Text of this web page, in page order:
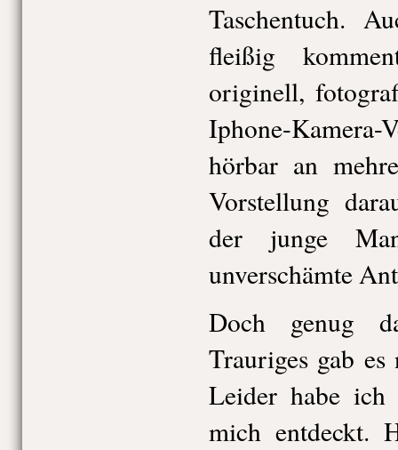
Taschentuch.
fleißig
originell,
Iphone-
hörbar an
Vorstellung
der junge
unverschämte
Doch genug
Trauriges gab
Leider habe
mich entdeckt.